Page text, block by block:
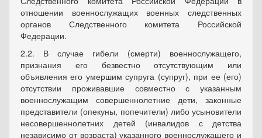
отношении военнослужащих военных следственных
органов Следственного комитета Российской
Федерации.
2.2. В случае гибели (смерти) военнослужащего,
признания его безвестно отсутствующим или
объявления его умершим супруга (супруг), при ее (его)
отсутствии проживавшие совместно с указанным
военнослужащим совершеннолетние дети, законные
представители (опекуны, попечители) либо усыновители
несовершеннолетних детей (инвалидов с детства
независимо от возраста) указанного военнослужащего и